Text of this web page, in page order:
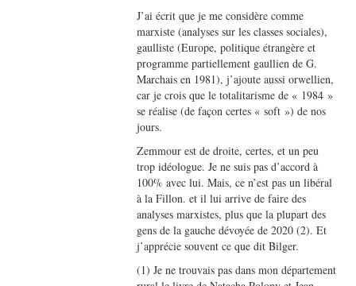
J’ai écrit que je me considère comme
marxiste (analyses sur les classes sociales),
gaulliste (Europe, politique étrangère et
programme partiellement gaullien de G.
Marchais en 1981), j’ajoute aussi orwellien,
car je crois que le totalitarisme de « 1984 »
se réalise (de façon certes « soft ») de nos
jours.
Zemmour est de droite, certes, et un peu
trop idéologue. Je ne suis pas d’accord à
100% avec lui. Mais, ce n’est pas un libéral
à la Fillon. et il lui arrive de faire des
analyses marxistes, plus que la plupart des
gens de la gauche dévoyée de 2020 (2). Et
j’apprécie souvent ce que dit Bilger.
(1) Je ne trouvais pas dans mon département